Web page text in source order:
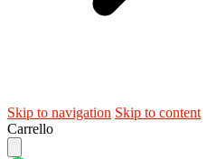
Skip to navigation Skip to content
Carrello